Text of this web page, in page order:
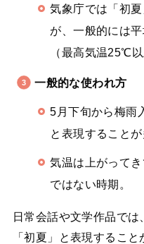
気象庁では「初
が、一般的には
（最高気温25℃
一般的な使われ方
5月下旬から梅雨
と表現することが
気温は上がって
ではない時期。
日常会話や文学作品で
「初夏」と表現するこ